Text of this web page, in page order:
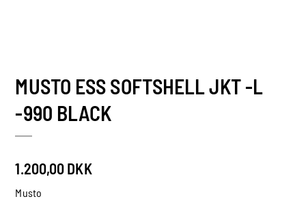
MUSTO ESS SOFTSHELL JKT -L
-990 BLACK
1.200,00 DKK
Musto